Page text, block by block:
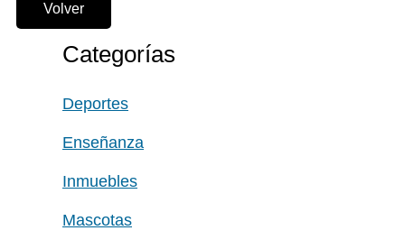
Volver
Categorías
Deportes
Enseñanza
Inmuebles
Mascotas